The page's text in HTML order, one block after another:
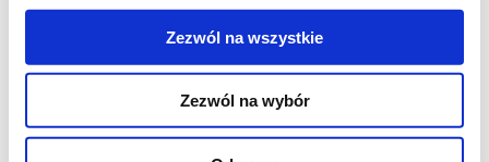
Zezwól na wszystkie
Zezwól na wybór
*Możemy dodać np. ziarenka wanilii lub
skórkę z pomarańczy.